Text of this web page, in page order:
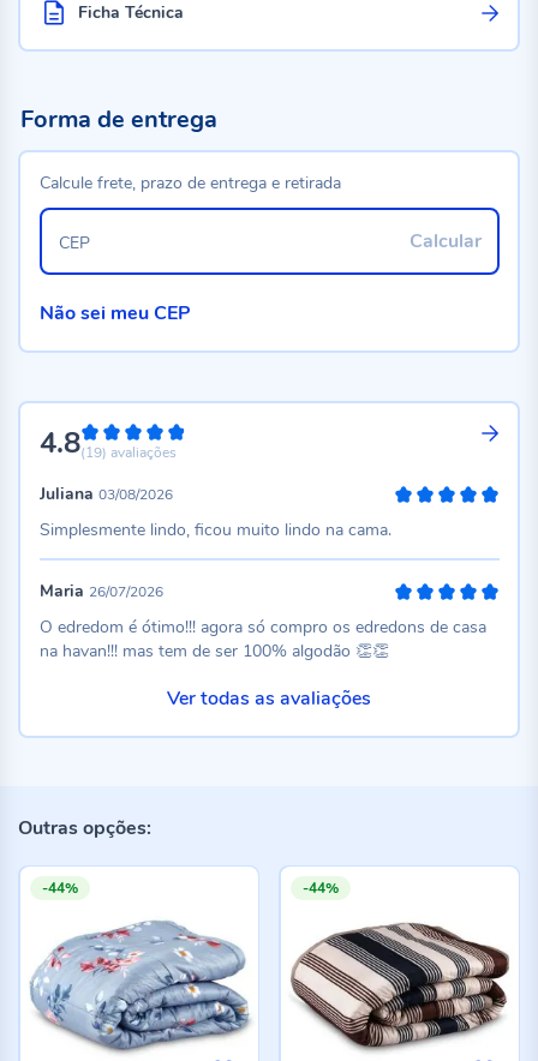
Ficha Técnica
4.896%
(19) avaliações
Juliana 03/08/2026
Simplesmente lindo, ficou muito lindo na cama.
Maria 26/07/2026
O edredom é ótimo!!! agora só compro os edredons de casa
na havan!!! mas tem de ser 100% algodão 👏👏
Ver todas as avaliações
Forma de entrega
Calcule frete, prazo de entrega e retirada
Calcular
CEP
Não sei meu CEP
Outras opções:
-44% -44%